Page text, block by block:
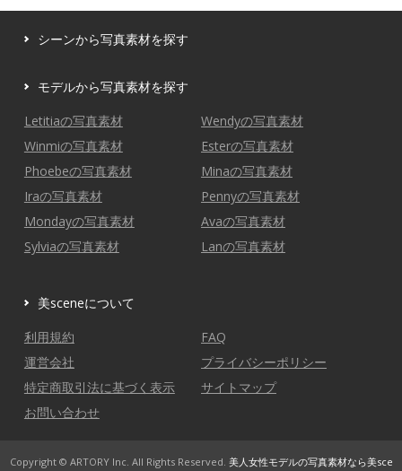
シーンから写真素材を探す
モデルから写真素材を探す
Letitiaの写真素材
Wendyの写真素材
Winmiの写真素材
Esterの写真素材
Phoebeの写真素材
Minaの写真素材
Iraの写真素材
Pennyの写真素材
Mondayの写真素材
Avaの写真素材
Sylviaの写真素材
Lanの写真素材
美sceneについて
利用規約
FAQ
運営会社
プライバシーポリシー
特定商取引法に基づく表示
サイトマップ
お問い合わせ
Copyright © ARTORY Inc. All Rights Reserved. 美人女性モデルの写真素材なら美sce